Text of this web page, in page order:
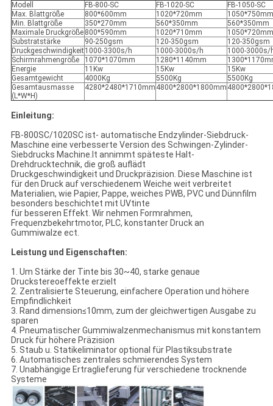
Modell FB-800-SC FB-1020-SC
FB-1050-SC
Max. Blattgröße
800*600mm 1020*720mm
1050*750mm
Min. Blattgröße
350*270mm 560*350mm
560*350mm
Maximale Druckgröße 800*590mm 1020*710mm
1050*720mm
Substratstärke
90-250gsm 120-350gsm
120-350gsm
Druckgeschwindigkeit1000-3300s/h 1000-3000s/h
1000-3000s/
Schirmrahmengröße
1070*1070mm 1280*1140mm
Energie
11Kw 15Kw
15Kw
Gesamtgewicht
4000Kg 5500Kg
5500Kg
Gesamtausmasse
(L*W*H)
4280*2480*1710mm 4800*2800*1800mm
Einleitung:
FB-800SC/1020SC ist- automatische Endzylinder-Siebdruck-
Maschine eine verbesserte Version des Schwingen-Zylinder-
Siebdrucks Machine.It annimmt späteste Halt-
Drehdrucktechnik, die groß auflädt
Druckgeschwindigkeit und Druckpräzision. Diese Maschine ist
für den Druck auf verschiedenem Weiche weit verbreitet
Materialien, wie Papier, Pappe, weiches PWB, PVC und Dünnfilm
besonders beschichtet mit UVtinte
für besseren Effekt. Wir nehmen Formrahmen,
Frequenzbekehrtmotor, PLC, konstanter Druck an
Gummiwalze ect.
Leistung und Eigenschaften:
1. Um Stärke der Tinte bis 30~40, starke genaue
Druckstereoeffekte erzielt
2. Zentralisierte Steuerung, einfachere Operation und höhere
Empfindlichkeit
3. Rand dimension≤10mm, zum der gleichwertigen Ausgabe zu
sparen
4. Pneumatischer Gummiwalzenmechanismus mit konstantem
Druck für höhere Präzision
5. Staub u. Statikeliminator optional für Plastiksubstrate
6. Automatisches zentrales schmierendes System
7. Unabhängige Ertraglieferung für verschiedene trocknende
Systeme